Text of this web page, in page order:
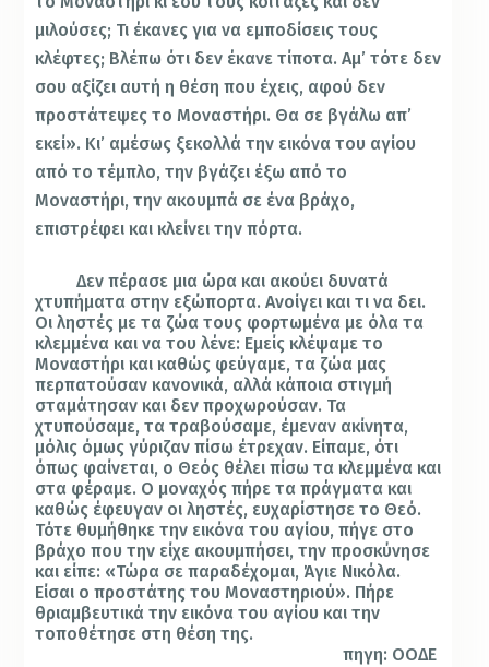
μιλούσες; Τι έκανες για να εμποδίσεις τους
κλέφτες; Βλέπω ότι δεν έκανε τίποτα. Αμ’ τότε δεν
σου αξίζει αυτή η θέση που έχεις, αφού δεν
προστάτεψες το Μοναστήρι. Θα σε βγάλω απ’
εκεί». Κι’ αμέσως ξεκολλά την εικόνα του αγίου
από το τέμπλο, την βγάζει έξω από το
Μοναστήρι, την ακουμπά σε ένα βράχο,
επιστρέφει και κλείνει την πόρτα.
Δεν πέρασε μια ώρα και ακούει δυνατά
χτυπήματα στην εξώπορτα. Ανοίγει και τι να δει.
Οι ληστές με τα ζώα τους φορτωμένα με όλα τα
κλεμμένα και να του λένε: Εμείς κλέψαμε το
Μοναστήρι και καθώς φεύγαμε, τα ζώα μας
περπατούσαν κανονικά, αλλά κάποια στιγμή
σταμάτησαν και δεν προχωρούσαν. Τα
χτυπούσαμε, τα τραβούσαμε, έμεναν ακίνητα,
μόλις όμως γύριζαν πίσω έτρεχαν. Είπαμε, ότι
όπως φαίνεται, ο Θεός θέλει πίσω τα κλεμμένα και
στα φέραμε. Ο μοναχός πήρε τα πράγματα και
καθώς έφευγαν οι ληστές, ευχαρίστησε το Θεό.
Τότε θυμήθηκε την εικόνα του αγίου, πήγε στο
βράχο που την είχε ακουμπήσει, την προσκύνησε
και είπε: «Τώρα σε παραδέχομαι, Άγιε Νικόλα.
Είσαι ο προστάτης του Μοναστηριού». Πήρε
θριαμβευτικά την εικόνα του αγίου και την
τοποθέτησε στη θέση της.
πηγη: ΟΟΔΕ